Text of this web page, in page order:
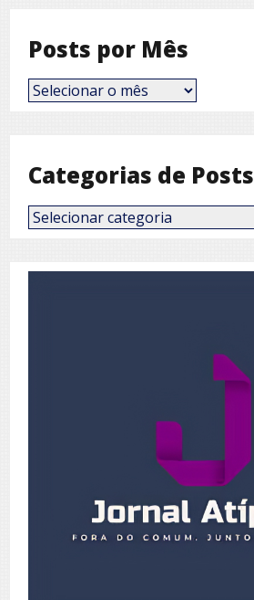
Posts por Mês
Posts
por
Categorias de Posts
Categorias
de